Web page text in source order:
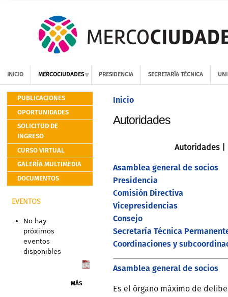
INICIO MERCOCIUDADES PRESIDENCIA SECRETARÍA TÉCNICA
PUBLICACIONES
OPORTUNIDADES
SOLICITUD DE
INGRESO
CURSO VIRTUAL
GALERÍA MULTIMEDIA
DOCUMENTOS
EVENTOS
No hay
próximos
eventos
disponibles
MÁS
Inicio
Autoridades
Autoridades |
Asamblea general de socios
Presidencia
Comisión Directiva
Vicepresidencias
Consejo
Secretaría Técnica
Coordinaciones y
Asamblea general de socios
Es el órgano máximo de